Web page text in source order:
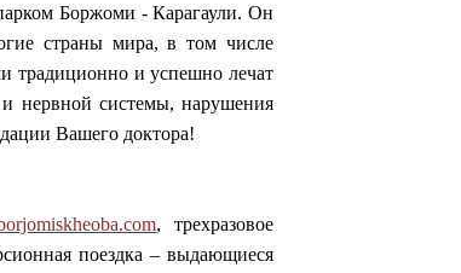
Боржоми - Карагаули. Он
страны мира, в том числе
традиционно и успешно лечат
и нервной системы, нарушения
Вашего доктора!
, трехразовое
поездка – выдающиеся